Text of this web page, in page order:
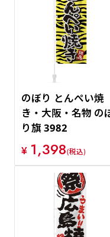
のぼり とんぺい焼
き・大阪・名物 の
り旗 3982
¥ 1,398(税込)